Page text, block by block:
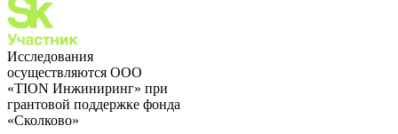
Исследования
осуществляются OOO
«TION Инжиниринг» при
грантовой поддержке фонда
«Сколково»